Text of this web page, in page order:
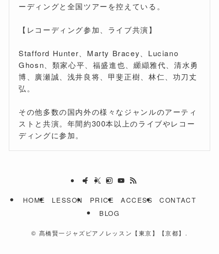
ーディングと全国ツアーを控えている。
【レコーディング参加、ライブ共演】
Stafford Hunter、Marty Bracey、Luciano
Ghosn、類家心平、福盛進也、纐纈雅代、清水勇
博、廣瀬誠、浅井良将、甲斐正樹、林仁、功刀丈
弘。
その他多数の国内外の様々なジャンルのアーティ
ストと共演。年間約300本以上のライブやレコー
ディングに参加。
HOME LESSON PRICE ACCESS
CONTACT
BLOG
© 髙橋賢一ジャズピアノレッスン【東京】【京都】.